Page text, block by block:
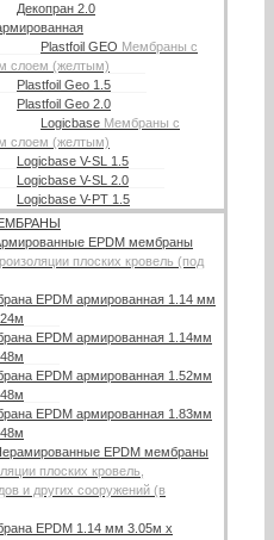
Декопран 2.0
Plastfoil GEO Мембраны с
слоем (желтым)
Plastfoil Geo 1.5
Plastfoil Geo 2.0
Logicbase Мембраны с
слоем (желтым)
Logicbase V-SL 1.5
Logicbase V-SL 2.0
Logicbase V-PT 1.5
EPDM мембраны
плоских кровель (под
EPDM армированная 1.14 мм
EPDM армированная 1.14мм
EPDM армированная 1.52мм
EPDM армированная 1.83мм
EPDM мембраны
плоских кровель,
и других сооружений (в
EPDM 1.14 мм 3.05м х